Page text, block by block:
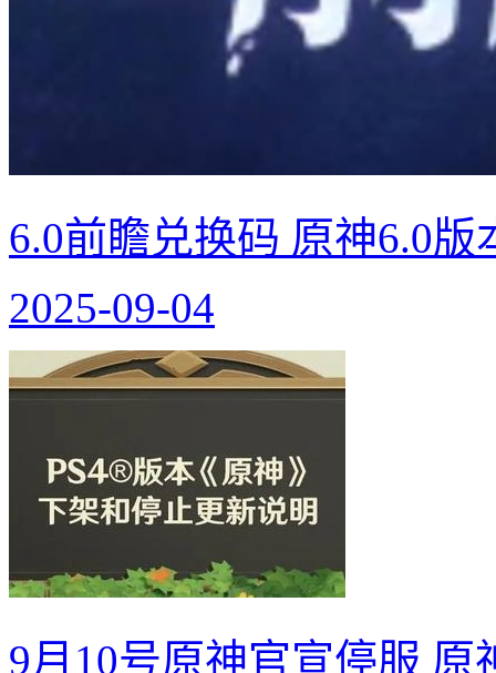
6.0前瞻兑换码 原神6.0版
2025-09-04
9月10号原神官宣停服 原